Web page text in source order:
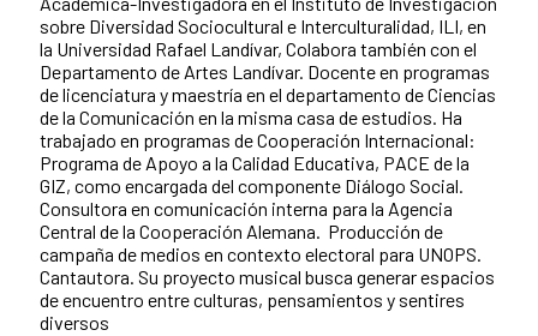
sobre Diversidad Sociocultural e Interculturalidad, ILI, en
la Universidad Rafael Landívar, Colabora también con el
Departamento de Artes Landívar. Docente en programas
de licenciatura y maestría en el departamento de Ciencias
de la Comunicación en la misma casa de estudios. Ha
trabajado en programas de Cooperación Internacional:
Programa de Apoyo a la Calidad Educativa, PACE de la
GIZ, como encargada del componente Diálogo Social.
Consultora en comunicación interna para la Agencia
Central de la Cooperación Alemana. Producción de
campaña de medios en contexto electoral para UNOPS.
Cantautora. Su proyecto musical busca generar espacios
de encuentro entre culturas, pensamientos y sentires
diversos